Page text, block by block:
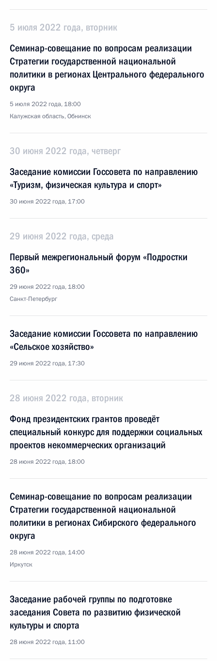
5 июля 2022 года, вторник
Семинар-совещание по вопросам реализации
Стратегии государственной национальной
политики в регионах Центрального федерального
округа
5 июля 2022 года, 18:00
Калужская область, Обнинск
30 июня 2022 года, четверг
Заседание комиссии Госсовета по направлению
«Туризм, физическая культура и спорт»
30 июня 2022 года, 17:00
29 июня 2022 года, среда
Первый межрегиональный форум «Подростки
360»
29 июня 2022 года, 18:00
Санкт-Петербург
Заседание комиссии Госсовета по направлению
«Сельское хозяйство»
29 июня 2022 года, 17:30
28 июня 2022 года, вторник
Фонд президентских грантов проведёт
специальный конкурс для поддержки социальных
проектов некоммерческих организаций
28 июня 2022 года, 18:00
Семинар-совещание по вопросам реализации
Стратегии государственной национальной
политики в регионах Сибирского федерального
округа
28 июня 2022 года, 14:00
Иркутск
Заседание рабочей группы по подготовке
заседания Совета по развитию физической
культуры и спорта
28 июня 2022 года, 11:00